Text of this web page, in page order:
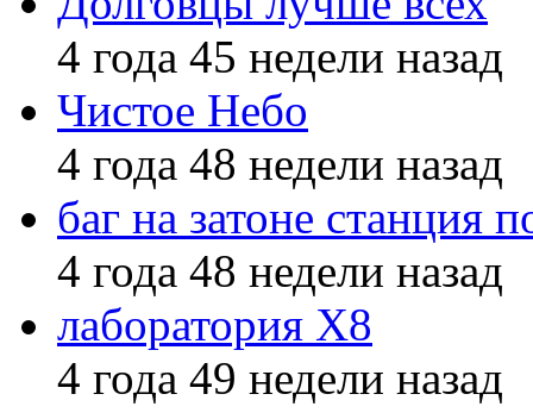
4 года 45 недели назад
Чистое Небо
4 года 48 недели назад
баг на затоне станция
4 года 48 недели назад
лаборатория X8
4 года 49 недели назад